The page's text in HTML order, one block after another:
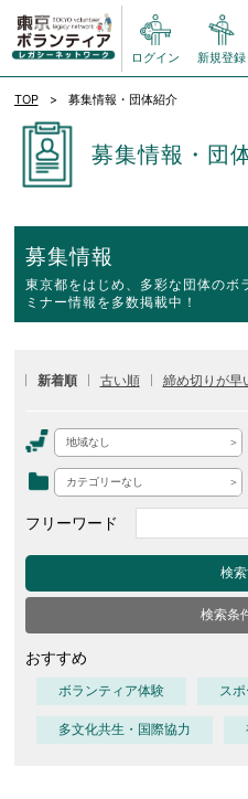
ログイン 新規登録
TOP 募集情報・団体紹介
募集情報・団
募集情報
東京都をはじめ、多彩な団体のボ
ミナー情報を多数掲載中！
新着順 古い順 締め切りが早
地域なし
カテゴリーなし
フリーワード
検
検索条
おすすめ
ボランティア体験 ス
多文化共生・国際協力